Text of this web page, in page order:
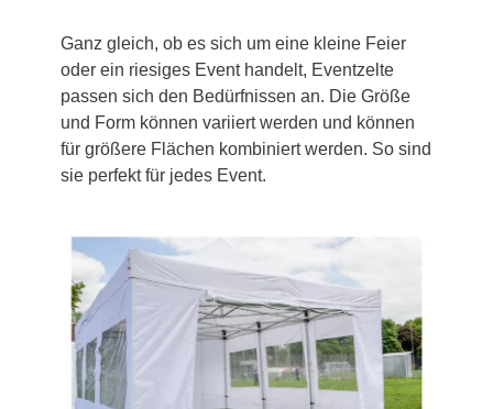
Ganz gleich, ob es sich um eine kleine Feier
oder ein riesiges Event handelt, Eventzelte
passen sich den Bedürfnissen an. Die Größe
und Form können variiert werden und können
für größere Flächen kombiniert werden. So sind
sie perfekt für jedes Event.